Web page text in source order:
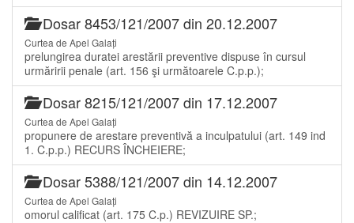
Dosar 8453/121/2007 din 20.12.2007
Curtea de Apel Galați
prelungirea duratei arestării preventive dispuse în cursul
urmăririi penale (art. 156 şi următoarele C.p.p.);
Dosar 8215/121/2007 din 17.12.2007
Curtea de Apel Galați
propunere de arestare preventivă a inculpatului (art. 149 ind
1. C.p.p.) RECURS ÎNCHEIERE;
Dosar 5388/121/2007 din 14.12.2007
Curtea de Apel Galați
omorul calificat (art. 175 C.p.) REVIZUIRE SP.;